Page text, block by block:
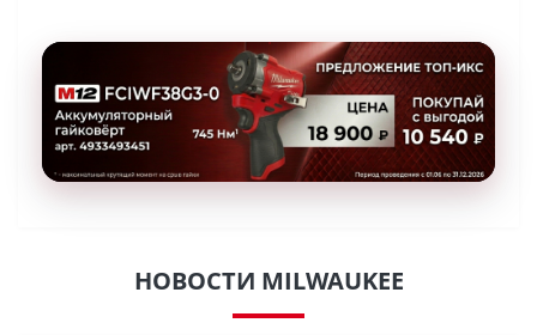
НОВОСТИ MILWAUKEE